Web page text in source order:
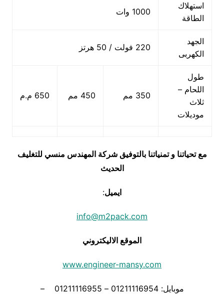
استهلاك
الطاقة
1000 وات
الجهد
الكهربى
220 فولت / 50 هرتز
طول
اللحام –
ثلاث
موديلات
350 مم 450 مم 650 م.م
مع تحياتنا و تمنياتنا بالتوفيق شركة المهندس منسي للتغليف
الحديث
ايميل:
info@m2pack.com
الموقع الاليكتروني
www.engineer-mansy.com
موبايل: 01211116954 – 01211116955 –